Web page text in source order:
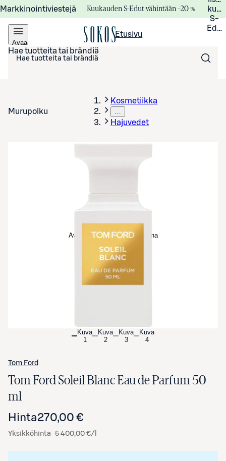
Markkinointiviestejä Kuukauden S-Edut vähintään –20 %
S-
Avaa
valikko
Etusivu
Hae tuotteita tai brändiä
Murupolku
Kosmetiikka
…
Hajuvedet
Avaa tuotekuva suurennettuna
Kuva
1
Kuva
2
Kuva
3
Kuva
4
Tom Ford
Tom Ford Soleil Blanc Eau de Parfum 50
ml
Hinta270,00 €
Yksikköhinta 5 400,00 €/l